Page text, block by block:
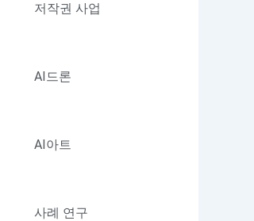
저작권 사업
AI드론
AI아트
사례 연구